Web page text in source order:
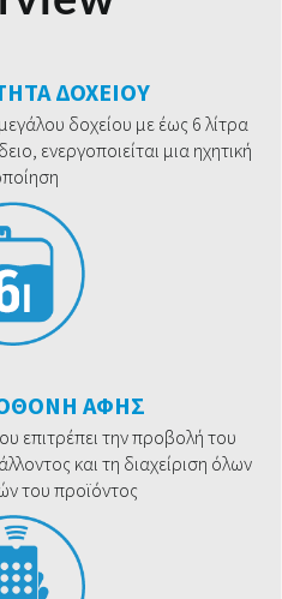
ΔΟΧΕΙΟΥ
δοχείου με έως 6 λίτρα
ενεργοποιείται μια ηχητική
ΑΦΗΣ
επιτρέπει την προβολή του
και τη διαχείριση όλων
του προϊόντος